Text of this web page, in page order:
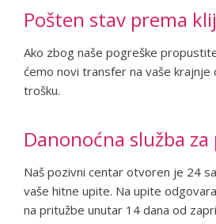
Pošten stav prema
Ako zbog naše pogreške
ćemo novi transfer na vaše
trošku.
Danonoćna služba za
Naš pozivni centar otvoren je 24
vaše hitne upite. Na upite
na pritužbe unutar 14 dana od